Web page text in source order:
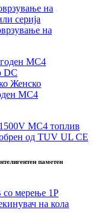
на
MC4
паметен